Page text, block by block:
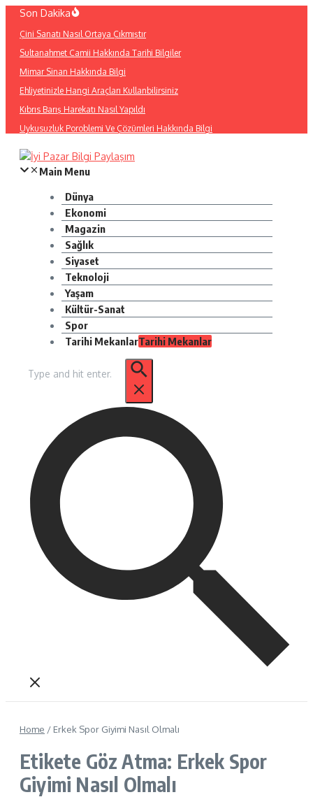
İçeriğe
Son Dakika
Çini Sanatı Nasıl Ortaya Çıkmıştır
Sultanahmet Camii Hakkında Tarihi Bilgiler
Mimar Sinan Hakkında Bilgi
Ehliyetinizle Hangi Araçları Kullanbilirsiniz
Kıbrıs Barış Harekatı Nasıl Yapıldı
Uykusuzluk Poroblemi Ve Çözümleri Hakkında Bilgi
Main Menu
Dünya
Ekonomi
Magazin
Sağlık
Siyaset
Teknoloji
Yaşam
Kültür-Sanat
Spor
Tarihi MekanlarTarihi Mekanlar
Home / Erkek Spor Giyimi Nasıl Olmalı
Etikete Göz Atma: Erkek Spor
Giyimi Nasıl Olmalı